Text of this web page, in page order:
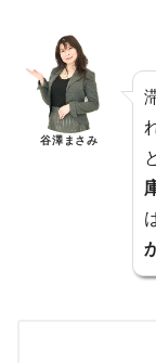
谷澤まさみ